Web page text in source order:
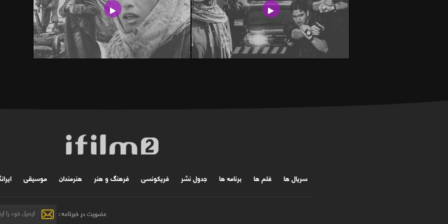
سریال ها فلم ها برنامه ها جدول نشر فریکونسی فرهنگ و هنر هنرمندان موسیقی
عضویت در خبرنامه :